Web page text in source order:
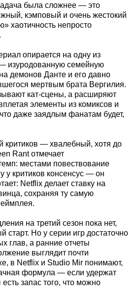
была сложнее — это
кэмповый и очень жестокий
хаотичность непросто
опирается на одну из
изуродованную семейную
демонов Данте и его давно
мертвым брата Вергилия.
кат-сцены, а расширяют
элементы из комиксов и
что даже заядлым фанатам будет,
критиков — хвалебный, хотя до
Rant отмечает
местами повествование
у критиков консенсус — он
Netflix делает ставку на
сохраняя ту самую
на третий сезон пока нет,
старт. Но у серии игр достаточно
глав, а ранние отчеты
выглядит почти
в Netflix и Studio Mir понимают,
формула — если удержат
запас того, что можно